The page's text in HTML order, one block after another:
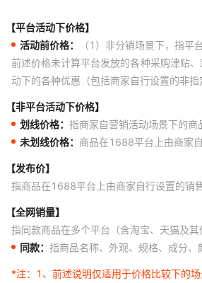
【平台活动下价格】
活动前价格：
（1）非分销场景下，指
前述价格未计算平台发放的各种采购津贴
动下的各种优惠（包括商家自行设置的非
【非平台活动下价格】
划线价格： 指商家自营销活动场景下的商
未划线价格： 商品在1688平台上由商家
【发布价】
指商品在1688平台上由商家自行设置的销
【全网销量】
指同款商品在多个平台（含淘宝、天猫及
同款： 指商品名称、外观、规格、成分、
*注：
1、前述说明仅适用于价格比较下的场